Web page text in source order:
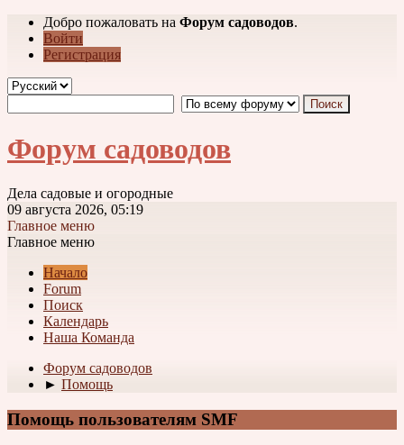
Добро пожаловать на Форум садоводов.
Войти
Регистрация
Форум садоводов
Дела садовые и огородные
09 августа 2026, 05:19
Главное меню
Главное меню
Начало
Forum
Поиск
Календарь
Наша Команда
Форум садоводов
► Помощь
Помощь пользователям SMF